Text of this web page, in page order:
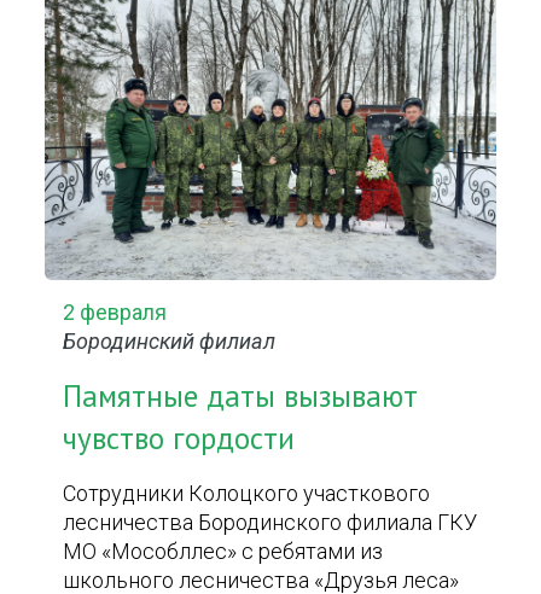
2 февраля
Бородинский филиал
Памятные даты вызывают
чувство гордости
Сотрудники Колоцкого участкового
лесничества Бородинского филиала ГКУ
МО «Мособллес» с ребятами из
школьного лесничества «Друзья леса»